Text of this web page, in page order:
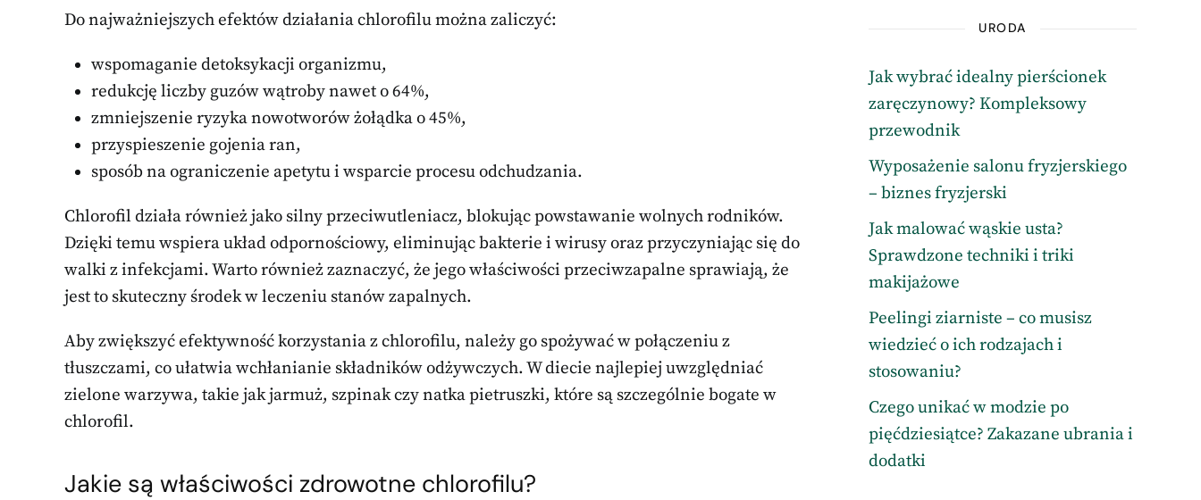
Do najważniejszych efektów działania chlorofilu można zaliczyć:
wspomaganie detoksykacji organizmu,
redukcję liczby guzów wątroby nawet o 64%,
zmniejszenie ryzyka nowotworów żołądka o 45%,
przyspieszenie gojenia ran,
sposób na ograniczenie apetytu i wsparcie procesu odchudzania.
Chlorofil działa również jako silny przeciwutleniacz, blokując powstawanie wolnych rodników.
Dzięki temu wspiera układ odpornościowy, eliminując bakterie i wirusy oraz przyczyniając się do
walki z infekcjami. Warto również zaznaczyć, że jego właściwości przeciwzapalne sprawiają, że
jest to skuteczny środek w leczeniu stanów zapalnych.
Aby zwiększyć efektywność korzystania z chlorofilu, należy go spożywać w połączeniu z
tłuszczami, co ułatwia wchłanianie składników odżywczych. W diecie najlepiej uwzględniać
zielone warzywa, takie jak jarmuż, szpinak czy natka pietruszki, które są szczególnie bogate w
chlorofil.
Jakie są właściwości zdrowotne chlorofilu?
URODA
Jak wybrać idealny pierścionek
zaręczynowy? Kompleksowy
przewodnik
Wyposażenie salonu fryzjerskiego
– biznes fryzjerski
Jak malować wąskie usta?
Sprawdzone techniki i triki
makijażowe
Peelingi ziarniste – co musisz
wiedzieć o ich rodzajach i
stosowaniu?
Czego unikać w modzie po
pięćdziesiątce? Zakazane ubrania i
dodatki